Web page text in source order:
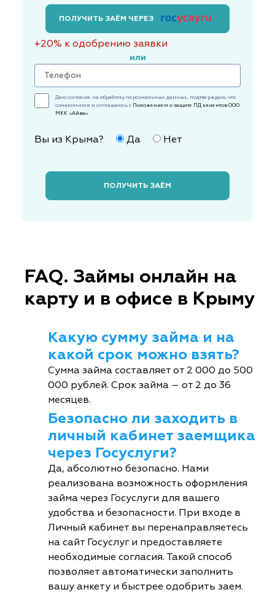
ПОЛУЧИТЬ ЗАЁМ ЧЕРЕЗ
+20% к одобрению заявки
или
Даю согласие на обработку персональных данных, подтверждаю, что
ознакомился и соглашаюсь с Положением о защите ПД клиентов ООО
МКК «Айва»
Вы из Крыма? Да Нет
ПОЛУЧИТЬ ЗАЁМ
FAQ. Займы онлайн на
карту и в офисе в Крыму
Какую сумму займа и на
какой срок можно взять?
Сумма займа составляет от 2 000 до 500
000 рублей. Срок займа – от 2 до 36
месяцев.
Безопасно ли заходить в
личный кабинет заемщика
через Госуслуги?
Да, абсолютно безопасно. Нами
реализована возможность оформления
займа через Госуслуги для вашего
удобства и безопасности. При входе в
Личный кабинет вы перенаправляетесь
на сайт Госуслуг и предоставляете
необходимые согласия. Такой способ
позволяет автоматически заполнить
вашу анкету и быстрее одобрить заем.